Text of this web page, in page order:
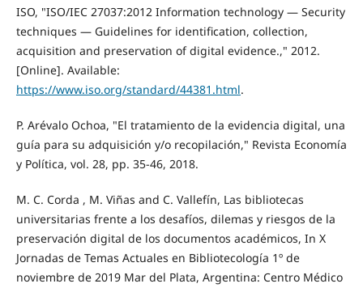
ISO, "ISO/IEC 27037:2012 Information technology — Security
techniques — Guidelines for identification, collection,
acquisition and preservation of digital evidence.," 2012.
[Online]. Available:
https://www.iso.org/standard/44381.html.
P. Arévalo Ochoa, "El tratamiento de la evidencia digital, una
guía para su adquisición y/o recopilación," Revista Economía
y Política, vol. 28, pp. 35-46, 2018.
M. C. Corda , M. Viñas and C. Vallefín, Las bibliotecas
universitarias frente a los desafíos, dilemas y riesgos de la
preservación digital de los documentos académicos, In X
Jornadas de Temas Actuales en Bibliotecología 1º de
noviembre de 2019 Mar del Plata, Argentina: Centro Médico